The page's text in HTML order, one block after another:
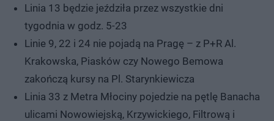
Linia 13 będzie jeździła przez wszystkie dni
tygodnia w godz. 5-23
Linie 9, 22 i 24 nie pojadą na Pragę – z P+R Al.
Krakowska, Piasków czy Nowego Bemowa
zakończą kursy na Pl. Starynkiewicza
Linia 33 z Metra Młociny pojedzie na pętlę Banacha
ulicami Nowowiejską, Krzywickiego, Filtrową i